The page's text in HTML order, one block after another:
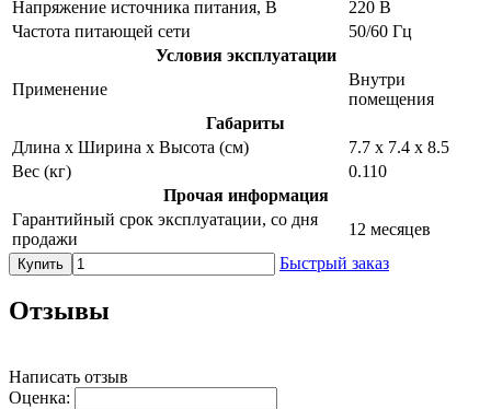
Напряжение источника питания, В
220 В
Частота питающей сети
50/60 Гц
Условия эксплуатации
Применение
Внутри
помещения
Габариты
Длина х Ширина х Высота (см)
7.7 х 7.4 х 8.5
Вес (кг)
0.110
Прочая информация
Гарантийный срок эксплуатации, со дня
продажи
12 месяцев
Купить Быстрый заказ
Отзывы
Написать отзыв
Оценка: